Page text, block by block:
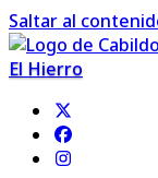
Saltar al
El Hierro